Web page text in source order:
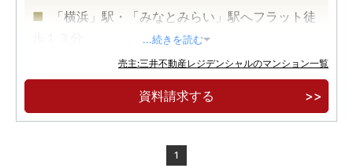
「横浜」駅・「みなとみらい」駅へフラット徒
横浜市営地下鉄ブルーライン「高島町」駅徒歩
４分、京浜急行本線「戸部」駅徒歩５分
...続きを読む
売主:三井不動産レジデンシャルのマンション一覧
資料請求する
1